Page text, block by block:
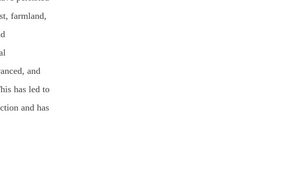
farmland,
and
has led to
and has